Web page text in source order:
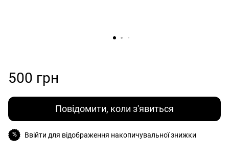
500 грн
Повідомити, коли з'явиться
% Ввійти для відображення накопичувальної знижки